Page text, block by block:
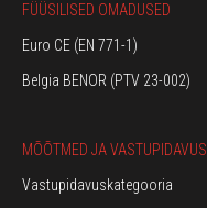
FÜÜSILISED OMADUSED
Euro CE (EN 771-1)
Belgia BENOR (PTV 23-002)
MÕÕTMED JA VASTUPIDAVUS
Vastupidavuskategooria